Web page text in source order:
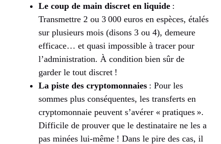
Le coup de main discret en liquide :
Transmettre 2 ou 3 000 euros en espèces, étalés
sur plusieurs mois (disons 3 ou 4), demeure
efficace… et quasi impossible à tracer pour
l’administration. À condition bien sûr de
garder le tout discret !
La piste des cryptomonnaies : Pour les
sommes plus conséquentes, les transferts en
cryptomonnaie peuvent s’avérer « pratiques ».
Difficile de prouver que le destinataire ne les a
pas minées lui-même ! Dans le pire des cas, il